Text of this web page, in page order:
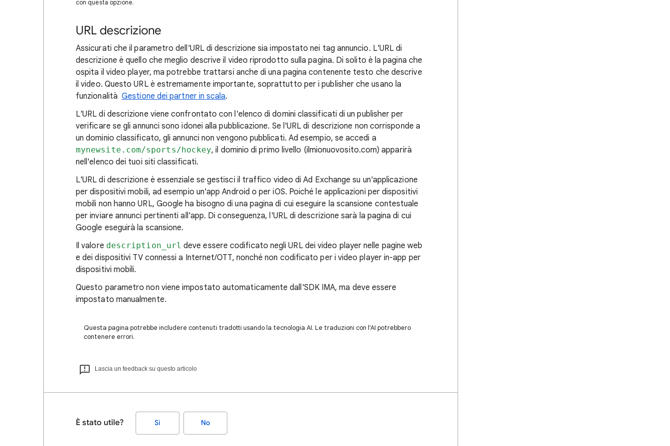
con questa opzione.
URL descrizione
Assicurati che il parametro dell'URL di descrizione sia impostato nei tag annuncio. L'URL di
descrizione è quello che meglio descrive il video riprodotto sulla pagina. Di solito è la pagina che
ospita il video player, ma potrebbe trattarsi anche di una pagina contenente testo che descrive
il video. Questo URL è estremamente importante, soprattutto per i publisher che usano la
funzionalità Gestione dei partner in scala.
L'URL di descrizione viene confrontato con l'elenco di domini classificati di un publisher per
verificare se gli annunci sono idonei alla pubblicazione. Se l'URL di descrizione non corrisponde a
un dominio classificato, gli annunci non vengono pubblicati. Ad esempio, se accedi a
mynewsite.com/sports/hockey, il dominio di primo livello (ilmionuovosito.com) apparirà
nell'elenco dei tuoi siti classificati.
L'URL di descrizione è essenziale se gestisci il traffico video di Ad Exchange su un'applicazione
per dispositivi mobili, ad esempio un'app Android o per iOS. Poiché le applicazioni per dispositivi
mobili non hanno URL, Google ha bisogno di una pagina di cui eseguire la scansione contestuale
per inviare annunci pertinenti all'app. Di conseguenza, l'URL di descrizione sarà la pagina di cui
Google eseguirà la scansione.
Il valore description_url deve essere codificato negli URL dei video player nelle pagine web
e dei dispositivi TV connessi a Internet/OTT, nonché non codificato per i video player in-app per
dispositivi mobili.
Questo parametro non viene impostato automaticamente dall'SDK IMA, ma deve essere
impostato manualmente.
Questa pagina potrebbe includere contenuti tradotti usando la tecnologia AI. Le traduzioni con l'AI potrebbero
contenere errori.
Lascia un feedback su questo articolo
È stato utile? Sì No